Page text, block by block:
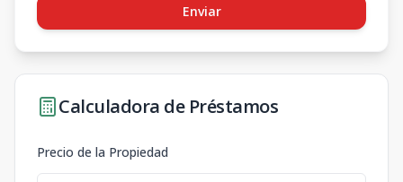
Enviar
Calculadora de Préstamos
Precio de la Propiedad